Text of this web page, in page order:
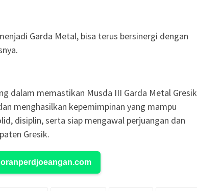
Garda Metal, bisa terus bersinergi dengan
dalam memastikan Musda III Garda Metal Gresik
menghasilkan kepemimpinan yang mampu
disiplin, serta siap mengawal perjuangan dan
Gresik.